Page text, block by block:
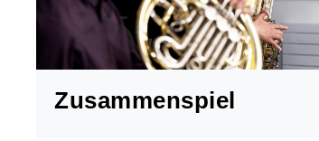
Zusammenspiel